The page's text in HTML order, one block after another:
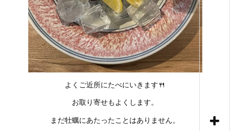
よくご近所にたべにいきます🍴
お取り寄せもよくします。
まだ牡蠣にあたったことはありません。